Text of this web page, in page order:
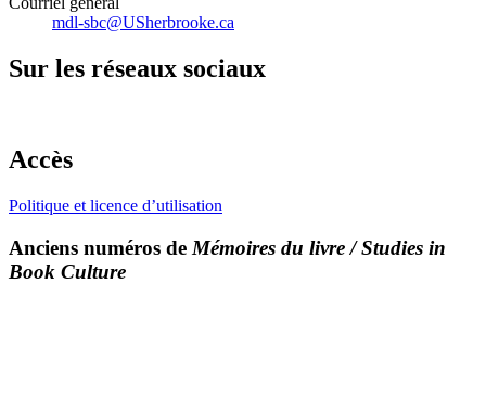
mdl-sbc@USherbrooke.ca
Sur les réseaux sociaux
Accès
Politique et licence d’utilisation
Anciens numéros de Mémoires du livre / Studies in
Book Culture